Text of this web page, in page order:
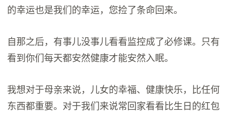
的幸运也是我们的幸运，您捡了条命回来。
自那之后，有事儿没事儿看看监控成了必修课。只有
看到你们每天都安然健康才能安然入眠。
我想对于母亲来说，儿女的幸福、健康快乐，比任何
东西都重要。对于我们来说常回家看看比生日的红包